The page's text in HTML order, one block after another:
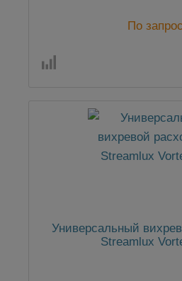
По
Универсальный
Streamlux